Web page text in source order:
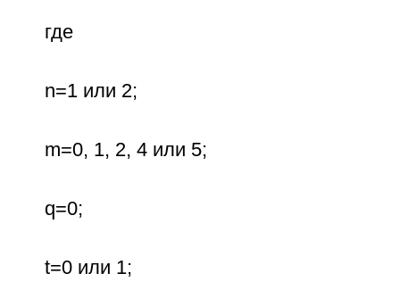
где
n=1 или 2;
m=0, 1, 2, 4 или 5;
q=0;
t=0 или 1;